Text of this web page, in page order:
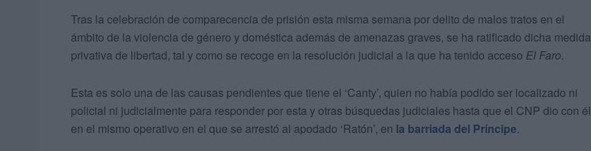
Tras la celebración de comparecencia de prisión esta misma semana por delito de malos tratos en el
ámbito de la violencia de género y doméstica además de amenazas graves, se ha ratificado dicha medida
privativa de libertad, tal y como se recoge en la resolución judicial a la que ha tenido acceso El Faro.
Esta es solo una de las causas pendientes que tiene el ‘Canty’, quien no había podido ser localizado ni
policial ni judicialmente para responder por esta y otras búsquedas judiciales hasta que el CNP dio con él
en el mismo operativo en el que se arrestó al apodado ‘Ratón’, en la barriada del Príncipe.